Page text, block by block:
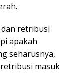
retribusi
apakah
seharusnya,
masuk